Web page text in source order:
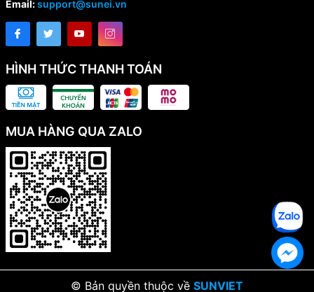
Email:support@sunei.vn
HÌNH THỨC THANH TOÁN
MUA HÀNG QUA ZALO
© Bản quyền thuộc về SUNVIET